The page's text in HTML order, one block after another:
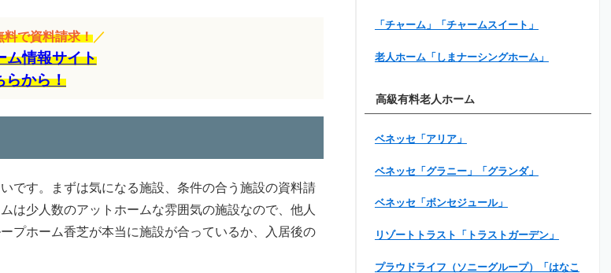
料で資料請求！ ／
ム情報サイト
らから！
です。まずは気になる施設、条件の合う施設の資料請
は少人数のアットホームな雰囲気の施設なので、他人
プホーム香芝が本当に施設が合っているか、入居後の
「チャーム」「チャームスイート」
老人ホーム「しまナーシングホーム」
高級有料老人ホーム
ベネッセ「アリア」
ベネッセ「グラニー」「グランダ」
ベネッセ「ボンセジュール」
リゾートトラスト「トラストガーデン」
プラウドライフ（ソニーグループ）「はなこ